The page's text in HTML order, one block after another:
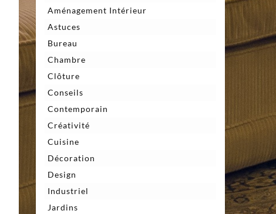
Aménagement Intérieur
Astuces
Bureau
Chambre
Clôture
Conseils
Contemporain
Créativité
Cuisine
Décoration
Design
Industriel
Jardins